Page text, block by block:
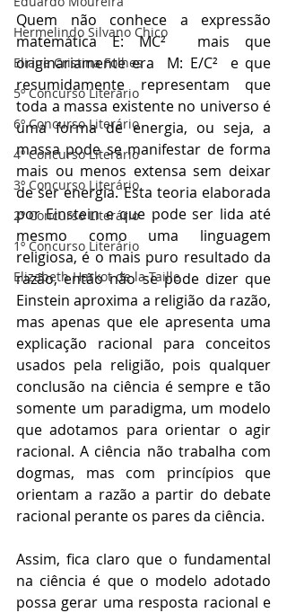
Hermelindo Silvano Chico
Eliane Cristina Folhes
5º Concurso Literário
6º Concurso Literário
4º Concurso Literário
3º Concurso Literário
2º Concurso Literário
1º Concurso Literário
Elizabeth Harkot de la Taille
Quem não conhece a expressão
matemática E: MC²  mais que
originariamente era  M: E/C²  e que
resumidamente representam que
toda a massa existente no universo é
uma forma de energia, ou seja, a
massa pode se manifestar de forma
mais ou menos extensa sem deixar
de ser energia. Esta teoria elaborada
por Einstein e que pode ser lida até
mesmo como uma linguagem
religiosa, é o mais puro resultado da
razão, então não se pode dizer que
Einstein aproxima a religião da razão,
mas apenas que ele apresenta uma
explicação racional para conceitos
usados pela religião, pois qualquer
conclusão na ciência é sempre e tão
somente um paradigma, um modelo
que adotamos para orientar o agir
racional. A ciência não trabalha com
dogmas, mas com princípios que
orientam a razão a partir do debate
racional perante os pares da ciência.
Assim, fica claro que o fundamental
na ciência é que o modelo adotado
possa gerar uma resposta racional e